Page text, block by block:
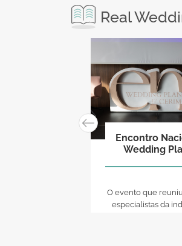
Real
Encontro
Wedding
turismo de
O evento que
especialistas da